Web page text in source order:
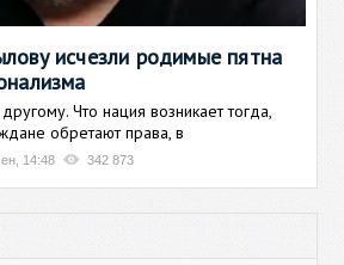
исчезли родимые пятна
Что нация возникает тогда,
обретают права, в
14:48 342 873